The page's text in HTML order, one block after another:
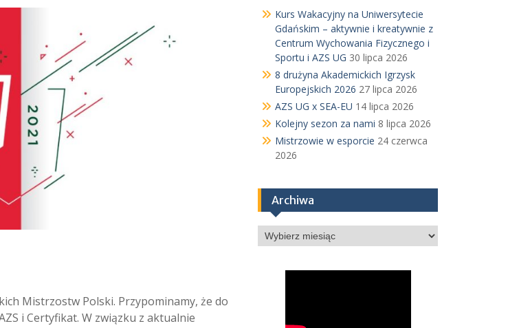
Mistrzostw Polski. Przypominamy, że do
i Certyfikat. W związku z aktualnie
Kurs Wakacyjny na Uniwersytecie
Gdańskim – aktywnie i kreatywnie z
Centrum Wychowania Fizycznego i
Sportu i AZS UG 30 lipca 2026
8 drużyna Akademickich Igrzysk
Europejskich 2026 27 lipca 2026
AZS UG x SEA-EU 14 lipca 2026
Kolejny sezon za nami 8 lipca 2026
Mistrzowie w esporcie 24 czerwca
2026
Archiwa
Archiwa